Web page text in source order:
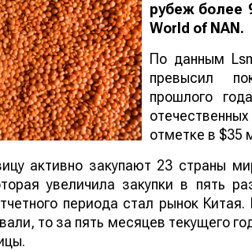
рубеж более
World of NAN .
По данным
превысил
прошлого
отметке в $35
активно закупают 23 страны
увеличила закупки в пять
периода стал рынок
то за пять месяцев текущего